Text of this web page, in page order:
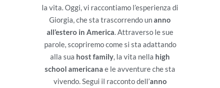
la vita. Oggi, vi raccontiamo l’esperienza di
Giorgia, che sta trascorrendo unanno
all’estero in America. Attraverso le sue
parole, scopriremo come si sta adattando
alla sua host family, la vita nella high
school americana e le avventure che sta
vivendo. Segui il racconto dell’anno